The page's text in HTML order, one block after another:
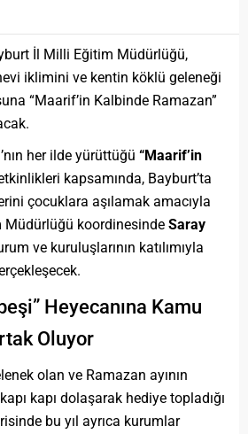
İl Milli Eğitim Müdürlüğü,
iklimini ve kentin köklü geleneği
“Maarif’in Kalbinde Ramazan”
her ilde yürüttüğü “Maarif’in
kapsamında, Bayburt’ta
çocuklara aşılamak amacıyla
koordinesinde Saray
ve kuruluşlarının katılımıyla
Heyecanına Kamu
Oluyor
olan ve Ramazan ayının
kapı dolaşarak hediye topladığı
bu yıl ayrıca kurumlar